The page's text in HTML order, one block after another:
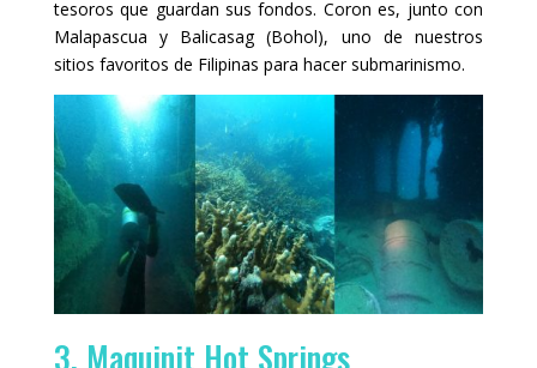
tesoros que guardan sus fondos. Coron es, junto con
Malapascua y Balicasag (Bohol), uno de nuestros
sitios favoritos de Filipinas para hacer submarinismo.
3. Maquinit Hot Springs